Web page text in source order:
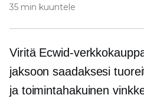
35 min kuuntele
Viritä Ecwid-
jaksoon saadaksesi
ja toimintahakuinen